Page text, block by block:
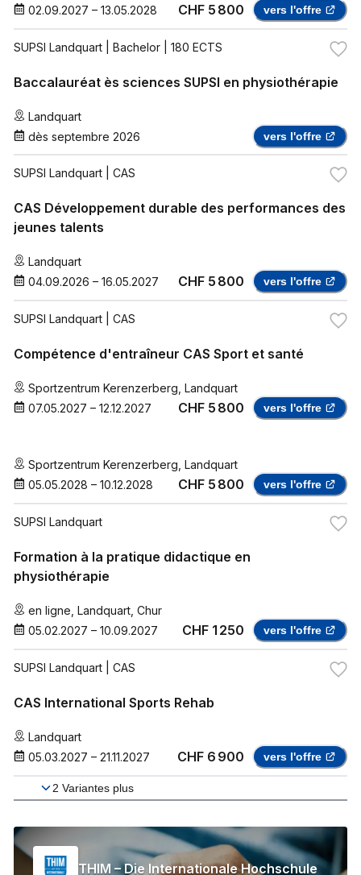
02.09.2027 – 13.05.2028 CHF 5 800 vers l'offre
SUPSI Landquart | Bachelor | 180 ECTS
Baccalauréat ès sciences SUPSI en physiothérapie
Landquart
dès septembre 2026 vers l'offre
SUPSI Landquart | CAS
CAS Développement durable des performances des
jeunes talents
Landquart
04.09.2026 – 16.05.2027 CHF 5 800 vers l'offre
SUPSI Landquart | CAS
Compétence d'entraîneur CAS Sport et santé
Sportzentrum Kerenzerberg Landquart
07.05.2027 – 12.12.2027 CHF 5 800 vers l'offre
Sportzentrum Kerenzerberg Landquart
05.05.2028 – 10.12.2028 CHF 5 800 vers l'offre
SUPSI Landquart
Formation à la pratique didactique en
physiothérapie
en ligne Landquart Chur
05.02.2027 – 10.09.2027 CHF 1 250 vers l'offre
SUPSI Landquart | CAS
CAS International Sports Rehab
Landquart
05.03.2027 – 21.11.2027 CHF 6 900 vers l'offre
2 Variantes plus
THIM – Die Internationale Hochschule